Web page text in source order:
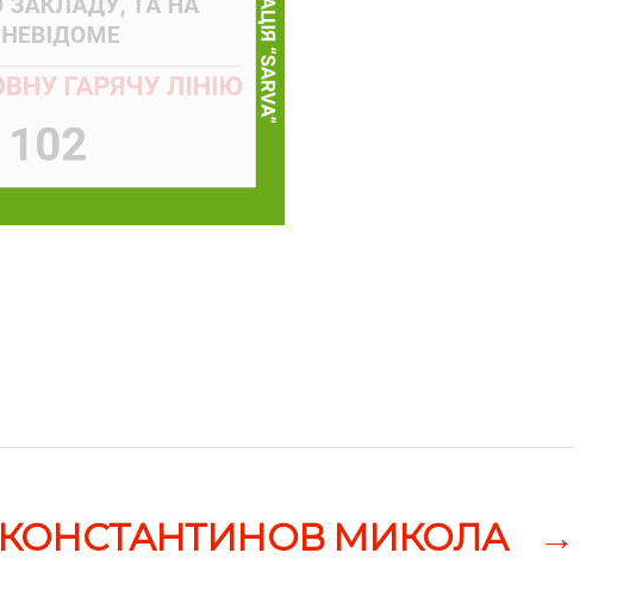
→
КОНСТАНТИНОВ МИКОЛА